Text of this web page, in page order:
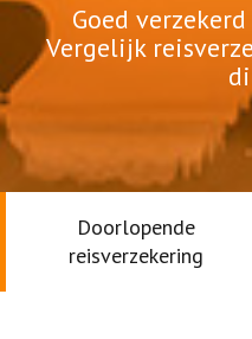
Goed
Vergelijk
Doorlopende
reisverzekering